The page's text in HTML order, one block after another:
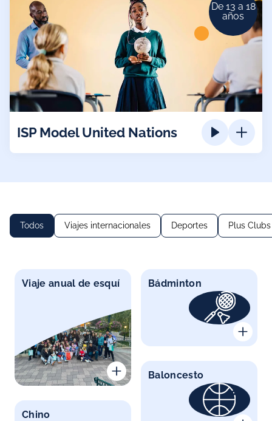
De 13 a 18
años
ISP Model United Nations
Todos Viajes internacionales Deportes Plus Clubs
Viaje anual de esquí Bádminton
Baloncesto
Chino